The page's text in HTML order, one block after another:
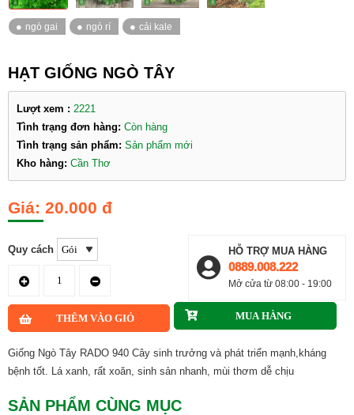
HẠT GIỐNG NGÒ TÂY
Lượt xem : 2221
Tình trạng đơn hàng: Còn hàng
Tình trạng sản phẩm: Sản phẩm mới
Kho hàng: Cần Thơ
20.000 đ
Quy cách HỖ TRỢ MUA HÀNG
0889.008.222
Mở cửa từ 08:00 - 19:00
Giống Ngò Tây RADO 940 Cây sinh trưởng và phát triển mạnh,kháng
bệnh tốt. Lá xanh, rất xoăn, sinh sản nhanh, mùi thơm dễ chịu
SẢN PHẨM CÙNG MỤC